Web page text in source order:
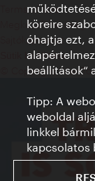
Terms of Use
Megközelíthetőség
Sajtókapcsolat
Sütik beállítása
© Copyright
köreire
óhajtja ezt,
beállítások“
Tipp: A
weboldal
linkkel
kapcsolatos